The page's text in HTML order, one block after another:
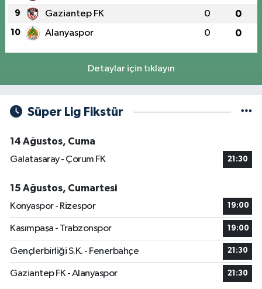
9 Gaziantep FK 0 0
10 Alanyaspor 0 0
Detaylar için tıklayın
Süper Lig Fikstür
14 Ağustos, Cuma
Galatasaray - Çorum FK
21:30
15 Ağustos, Cumartesi
Konyaspor - Rizespor
19:00
Kasımpaşa - Trabzonspor 19:00
Gençlerbirliği S.K. - Fenerbahçe 21:30
Gaziantep FK - Alanyaspor 21:30